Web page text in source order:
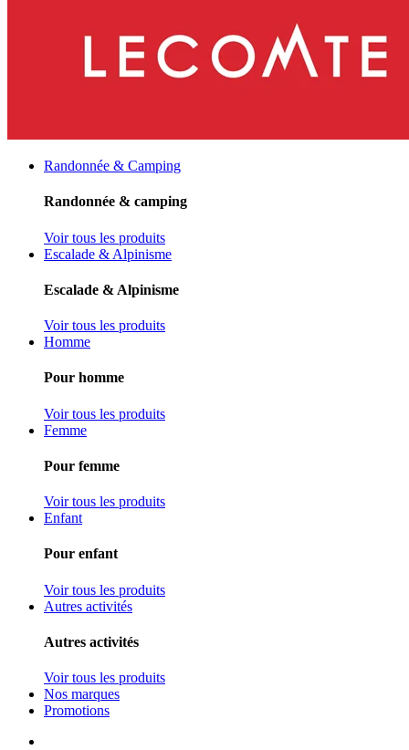
Randonnée & Camping
Randonnée & camping
Voir tous les produits
Escalade & Alpinisme
Escalade & Alpinisme
Voir tous les produits
Homme
Pour homme
Voir tous les produits
Femme
Pour femme
Voir tous les produits
Enfant
Pour enfant
Voir tous les produits
Autres activités
Autres activités
Voir tous les produits
Nos marques
Promotions